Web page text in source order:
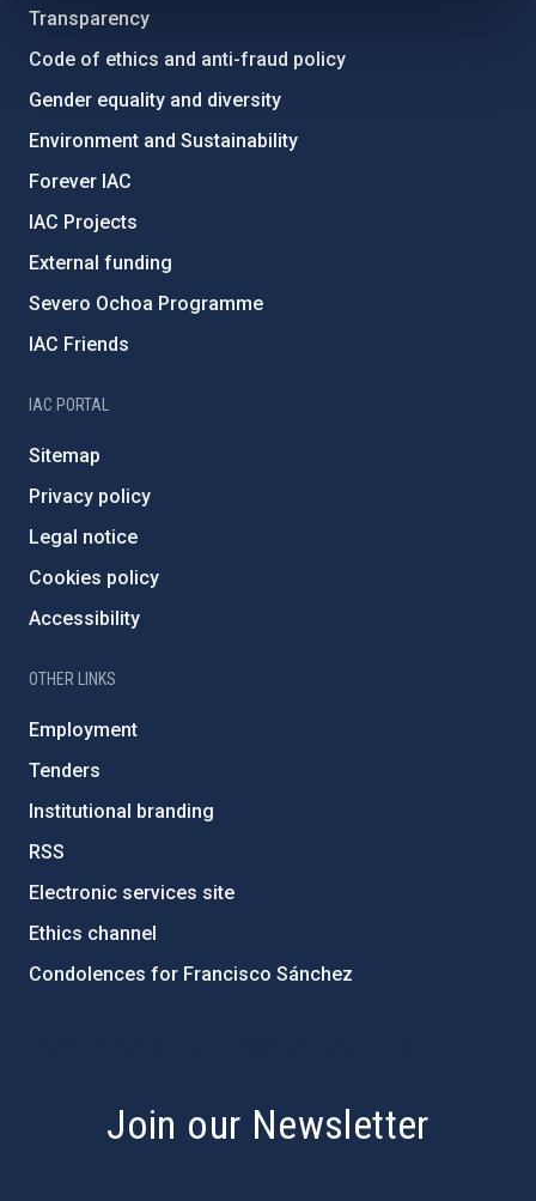
Transparency
Code of ethics and anti-fraud policy
Gender equality and diversity
Environment and Sustainability
Forever IAC
IAC Projects
External funding
Severo Ochoa Programme
IAC Friends
IAC PORTAL
Sitemap
Privacy policy
Legal notice
Cookies policy
Accessibility
OTHER LINKS
Employment
Tenders
Institutional branding
RSS
Electronic services site
Ethics channel
Condolences for Francisco Sánchez
Join our Newsletter